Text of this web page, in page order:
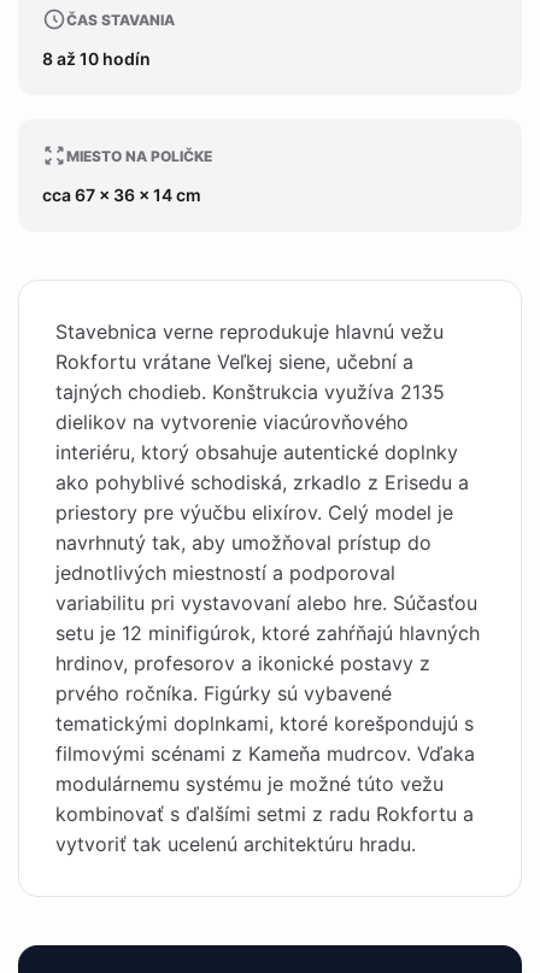
ČAS STAVANIA
8 až 10 hodín
MIESTO NA POLIČKE
cca 67 x 36 x 14 cm
Stavebnica verne reprodukuje hlavnú vežu
Rokfortu vrátane Veľkej siene, učební a
tajných chodieb. Konštrukcia využíva 2135
dielikov na vytvorenie viacúrovňového
interiéru, ktorý obsahuje autentické doplnky
ako pohyblivé schodiská, zrkadlo z Erisedu a
priestory pre výučbu elixírov. Celý model je
navrhnutý tak, aby umožňoval prístup do
jednotlivých miestností a podporoval
variabilitu pri vystavovaní alebo hre. Súčasťou
setu je 12 minifigúrok, ktoré zahŕňajú hlavných
hrdinov, profesorov a ikonické postavy z
prvého ročníka. Figúrky sú vybavené
tematickými doplnkami, ktoré korešpondujú s
filmovými scénami z Kameňa mudrcov. Vďaka
modulárnemu systému je možné túto vežu
kombinovať s ďalšími setmi z radu Rokfortu a
vytvoriť tak ucelenú architektúru hradu.